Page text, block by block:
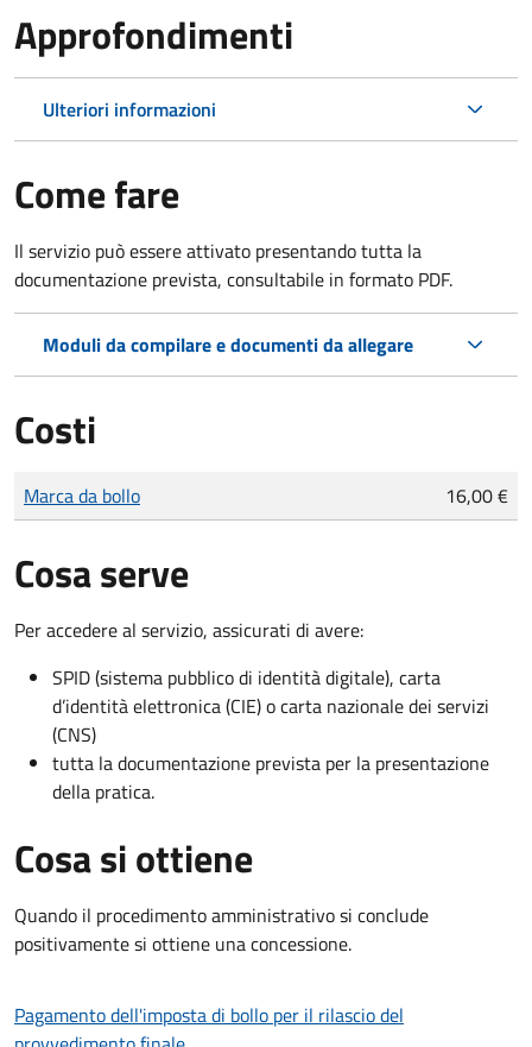
Approfondimenti
Ulteriori informazioni
Come fare
Il servizio può essere attivato presentando tutta la
documentazione prevista, consultabile in formato PDF.
Moduli da compilare e documenti da allegare
Costi
Tipo di pagamento
Importo
Marca da bollo 16,00 €
Cosa serve
Per accedere al servizio, assicurati di avere:
SPID (sistema pubblico di identità digitale), carta
d’identità elettronica (CIE) o carta nazionale dei servizi
(CNS)
tutta la documentazione prevista per la presentazione
della pratica.
Cosa si ottiene
Quando il procedimento amministrativo si conclude
positivamente si ottiene una concessione.
Pagamento dell'imposta di bollo per il rilascio del